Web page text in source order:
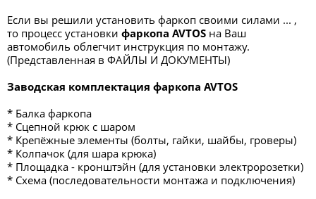
Если вы решили установить фаркоп своими силами ... ,
то процесс установки фаркопа AVTOS на Ваш
автомобиль облегчит инструкция по монтажу.
(Представленная в ФАЙЛЫ И ДОКУМЕНТЫ)
Заводская комплектация фаркопа AVTOS
* Балка фаркопа
* Сцепной крюк с шаром
* Крепёжные элементы (болты, гайки, шайбы, гроверы)
* Колпачок (для шара крюка)
* Площадка - кронштэйн (для установки электророзетки)
* Схема (последовательности монтажа и подключения)